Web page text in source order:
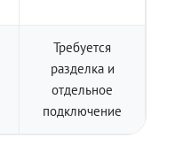
Требуется
разделка и
отдельное
подключение